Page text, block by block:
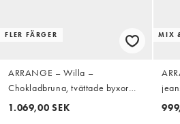
FLER FÄRGER
ARRANGE – Willa –
Chokladbruna, tvättade byxor
med elastisk midja och dragsko
1.069,00 SEK
MIX